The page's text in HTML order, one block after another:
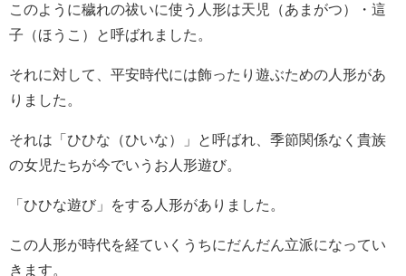
このように穢れの祓いに使う人形は天児（あまがつ）・這
子（ほうこ）と呼ばれました。
それに対して、平安時代には飾ったり遊ぶための人形があ
りました。
それは「ひひな（ひいな）」と呼ばれ、季節関係なく貴族
の女児たちが今でいうお人形遊び。
「ひひな遊び」をする人形がありました。
この人形が時代を経ていくうちにだんだん立派になってい
きます。